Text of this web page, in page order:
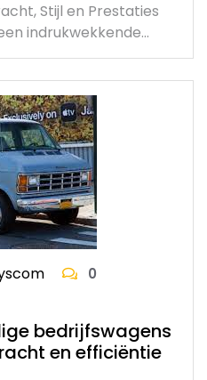
Stijl en Prestaties
indrukwekkende…
0
bedrijfswagens
en efficiëntie